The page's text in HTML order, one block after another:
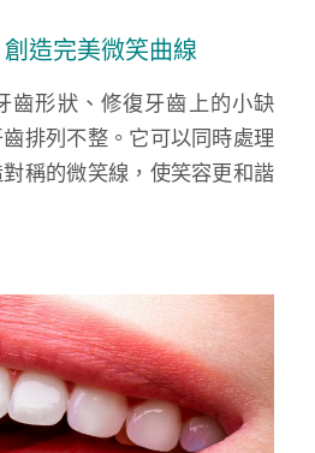
造完美微笑曲線
齒形狀、修復牙齒上的小缺
排列不整。它可以同時處理
稱的微笑線，使笑容更和諧